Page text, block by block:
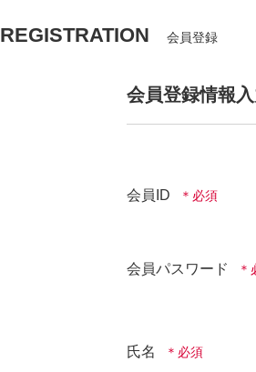
REGISTRATION 会員登録
会員登録情報
会員ID
会員パスワード
氏名